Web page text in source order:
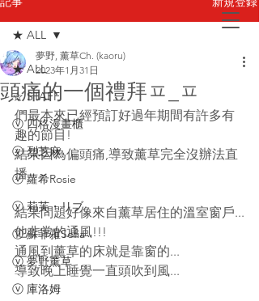
お問い合わせ
★ ALL
☆ STAFF
ⓥ 四格漫畫櫃
ⓥ 烈芝麻
ⓥ 蘿希Rosie
ⓥ 莉芙・リブ
ⓥ 蘇菲蕥Sofia
ⓥ 夢野薰草
ⓥ 庫洛姆
★ ALL
頭痛的一個禮拜ㅍ_ㅍ
夢野, 薰草Ch. (kaoru)
2023年1月31日
們最本來已經預訂好過年期間有許多有
趣的節目!
結果因為偏頭痛,導致薰草完全沒辦法直
播...
結果問題好像來自薰草居住的溫室窗戶...
他非常的通風!!!
通風到薰草的床就是靠窗的...
導致晚上睡覺一直頭吹到風...